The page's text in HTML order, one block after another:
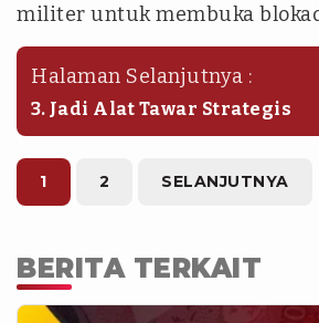
militer untuk membuka
Halaman Selanjutnya :
3. Jadi Alat Tawar Strategis
1 2 SELANJUTNYA
BERITA TERKAIT